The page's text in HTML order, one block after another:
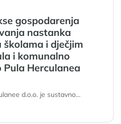
gospodarenja
nastanka
i dječjim
i komunalno
Herculanea
d.o.o. je sustavno…